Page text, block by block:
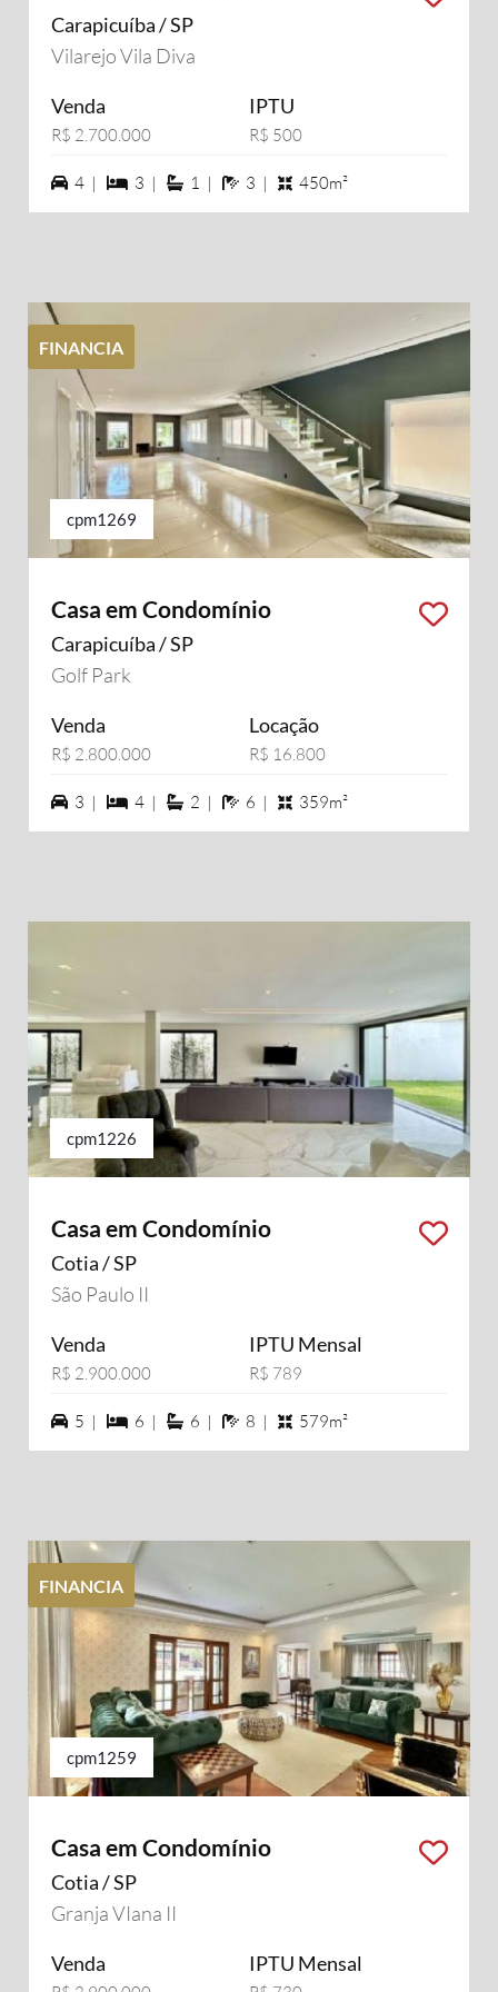
Carapicuíba / SP
Vilarejo Vila Diva
Venda
R$ 2.700.000
IPTU
R$ 500
4 vagas na garagem
4 | 3 dormiórios
3 | 1 suítes
1 | 3 banheiros
3 | 450m²
FINANCIA
cpm1269
Casa em Condomínio
Carapicuíba / SP
Golf Park
Venda
R$ 2.800.000
Locação
R$ 16.800
3 vagas na garagem
3 | 4 dormiórios
4 | 2 suítes
2 | 6 banheiros
6 | 359m²
cpm1226
Casa em Condomínio
Cotia / SP
São Paulo II
Venda
R$ 2.900.000
IPTU Mensal
R$ 789
5 vagas na garagem
5 | 6 dormiórios
6 | 6 suítes
6 | 8 banheiros
8 | 579m²
FINANCIA
cpm1259
Casa em Condomínio
Cotia / SP
Granja VIana II
Venda IPTU Mensal